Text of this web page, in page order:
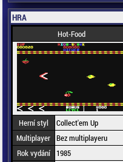
HRA
Hot-Food
Herní styl
Collect'em Up
Multiplayer Bez multiplayeru
Rok vydání
1985